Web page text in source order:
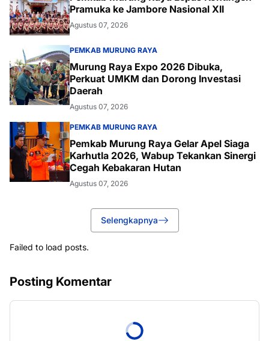
Pramuka ke Jambore Nasional XII
Agustus 07, 2026
PEMKAB MURUNG RAYA
Murung Raya Expo 2026 Dibuka,
Perkuat UMKM dan Dorong Investasi
Daerah
Agustus 07, 2026
PEMKAB MURUNG RAYA
Pemkab Murung Raya Gelar Apel Siaga
Karhutla 2026, Wabup Tekankan Sinergi
Cegah Kebakaran Hutan
Agustus 07, 2026
Selengkapnya
Failed to load posts.
Posting Komentar